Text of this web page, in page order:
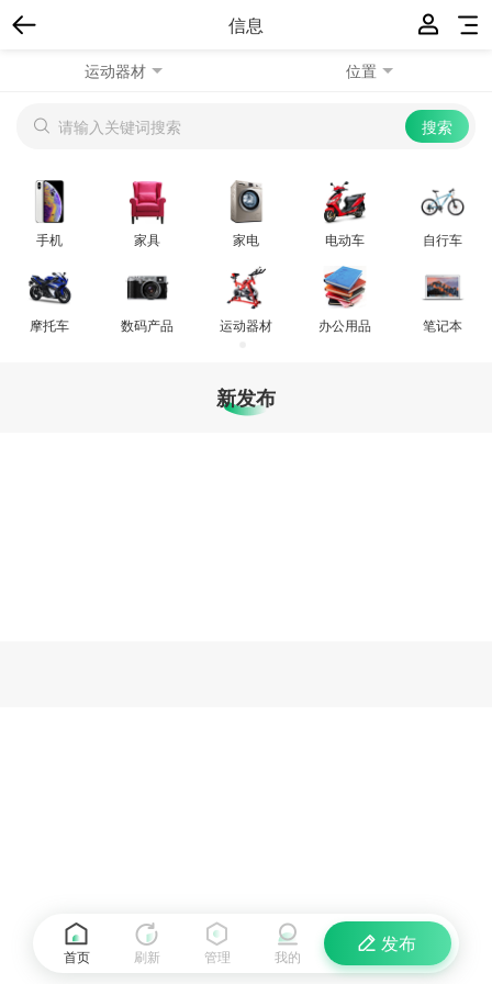
信息
运动器材 位置
手机 家具 家电 电动车 自行车
摩托车 数码产品 运动器材 办公用品 笔记本
新发布
首页 刷新
发布
管理 我的